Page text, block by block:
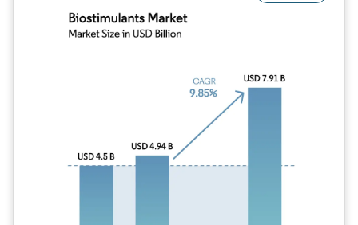
Imagem © Mordor Intelligence. O reuso